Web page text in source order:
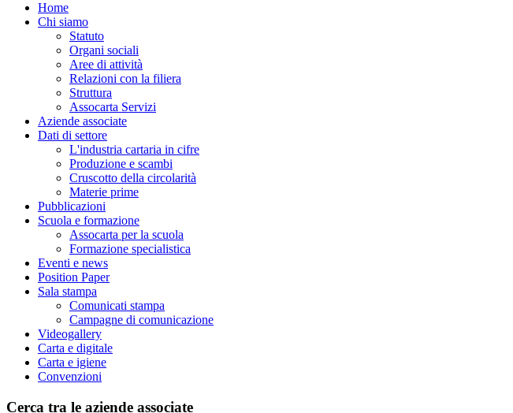
Home
Chi siamo
Statuto
Organi sociali
Aree di attività
Relazioni con la filiera
Struttura
Assocarta Servizi
Aziende associate
Dati di settore
L'industria cartaria in cifre
Produzione e scambi
Cruscotto della circolarità
Materie prime
Pubblicazioni
Scuola e formazione
Assocarta per la scuola
Formazione specialistica
Eventi e news
Position Paper
Sala stampa
Comunicati stampa
Campagne di comunicazione
Videogallery
Carta e digitale
Carta e igiene
Convenzioni
Cerca tra le aziende associate